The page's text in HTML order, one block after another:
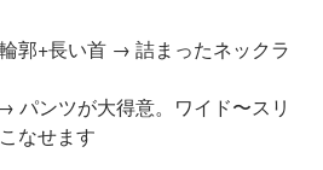
郭+長い首 → 詰まったネックラ
パンツが大得意。ワイド〜スリ
なせます